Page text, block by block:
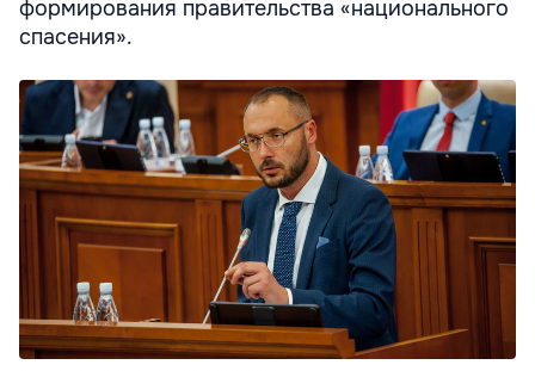
формирования правительства «национального
спасения».